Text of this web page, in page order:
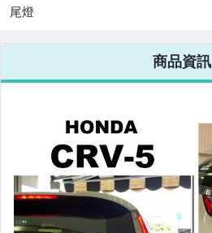
原廠=規格大燈.正廠大燈
改裝=R8燈眉款DRL大燈
手工改=3D/CCFL/COB光圈魚眼大燈
客製=光圈魚眼導光條日行燈系列
超薄型HID氙氣燈泡.大燈燈泡
尾燈
商品資訊